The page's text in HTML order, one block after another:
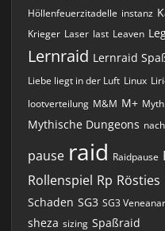
Höllenfeuerzitadelle instanz
Krieger Laser last Leaven
Lernraid Lernraid
Liebe liegt in der Luft Linux
lootverteilung M&M M+ Myth
Mythische Dungeons
pause raid Raidpause
Rollenspiel Rp Rösties
Schaden SG3 SG3
sheza sizing Spaßraid